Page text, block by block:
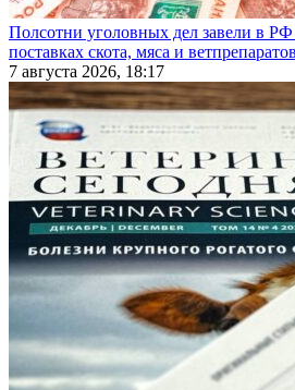
Полсотни уголовных дел завели в
поставках скота, мяса и ветпрепаратов
7 августа 2026, 18:17